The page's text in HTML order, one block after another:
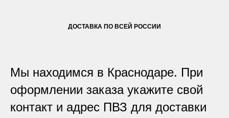
ДОСТАВКА ПО ВСЕЙ РОССИИ
Мы находимся в Краснодаре. При
оформлении заказа укажите свой
контакт и адрес ПВЗ для доставки